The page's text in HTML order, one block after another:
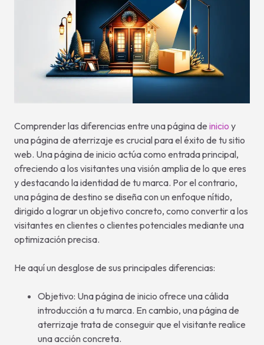
Comprender las diferencias entre una página de inicio y
una página de aterrizaje es crucial para el éxito de tu sitio
web. Una página de inicio actúa como entrada principal,
ofreciendo a los visitantes una visión amplia de lo que eres
y destacando la identidad de tu marca. Por el contrario,
una página de destino se diseña con un enfoque nítido,
dirigido a lograr un objetivo concreto, como convertir a los
visitantes en clientes o clientes potenciales mediante una
optimización precisa.
He aquí un desglose de sus principales diferencias:
Objetivo: Una página de inicio ofrece una cálida
introducción a tu marca. En cambio, una página de
aterrizaje trata de conseguir que el visitante realice
una acción concreta.